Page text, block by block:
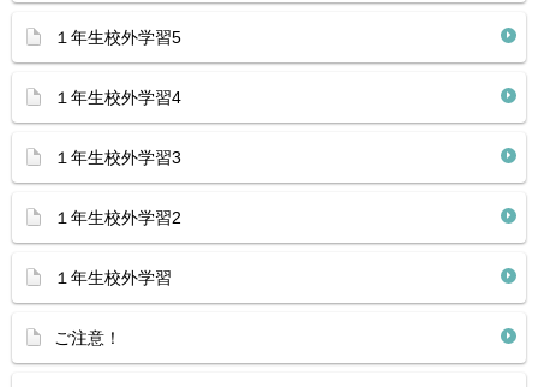
１年生校外学習5
１年生校外学習4
１年生校外学習3
１年生校外学習2
１年生校外学習
ご注意！